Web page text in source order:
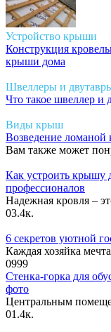
Устройство крыши
Конструкция
крыши дома
Швеллеры и
Что такое швеллер и
Виды крыш
Возведение
Вам также может
Как устроить крышу
профессионалов
Надежная кровля –
03.4к.
6 секретов уютной
Каждая хозяйка
0999
Стенка-горка для
фото
Центральным
01.4к.